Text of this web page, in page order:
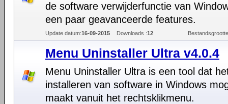
de software verwijderfunctie van
een paar geavanceerde features.
Update datum:16-09-2015 Downloads :12
Menu Uninstaller Ultra v4.0.4
Menu Uninstaller Ultra is een tool dat
installeren van software in Windows
maakt vanuit het rechtsklikmenu.